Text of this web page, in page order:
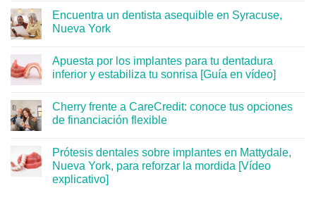
Encuentra un dentista asequible en Syracuse,
Nueva York
Apuesta por los implantes para tu dentadura
inferior y estabiliza tu sonrisa [Guía en vídeo]
Cherry frente a CareCredit: conoce tus opciones
de financiación flexible
Prótesis dentales sobre implantes en Mattydale,
Nueva York, para reforzar la mordida [Vídeo
explicativo]